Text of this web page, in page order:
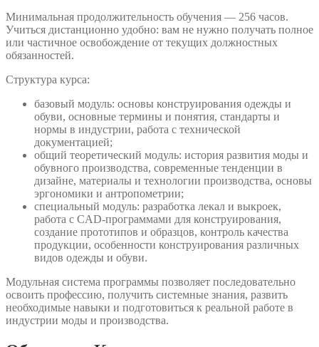
Минимальная продолжительность обучения — 256 часов.
Учиться дистанционно удобно: вам не нужно получать полное
или частичное освобождение от текущих должностных
обязанностей.
Структура курса:
базовый модуль: основы конструирования одежды и
обуви, основные термины и понятия, стандарты и
нормы в индустрии, работа с технической
документацией;
общий теоретический модуль: история развития моды и
обувного производства, современные тенденции в
дизайне, материалы и технологии производства, основы
эргономики и антропометрии;
специальный модуль: разработка лекал и выкроек,
работа с CAD-программами для конструирования,
создание прототипов и образцов, контроль качества
продукции, особенности конструирования различных
видов одежды и обуви.
Модульная система программы позволяет последовательно
освоить профессию, получить системные знания, развить
необходимые навыки и подготовиться к реальной работе в
индустрии моды и производства.